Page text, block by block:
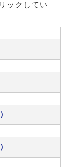
ックしてい